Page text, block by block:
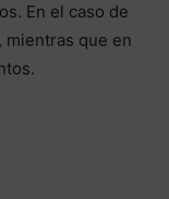
En el caso de
mientras que en